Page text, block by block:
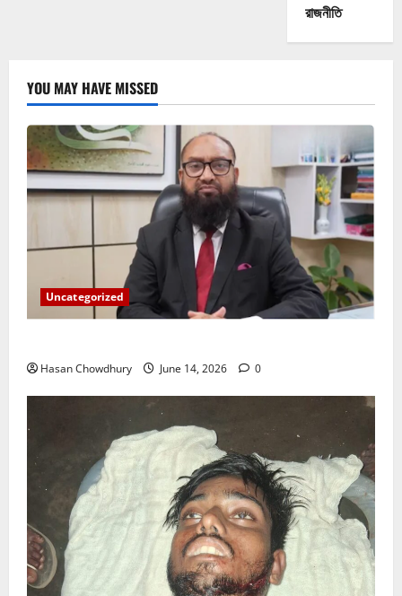
রাজনীতি
YOU MAY HAVE MISSED
Uncategorized
Hasan Chowdhury June 14, 2026 0